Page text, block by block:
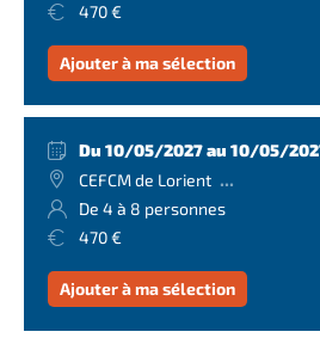
470 €
Ajouter à ma sélection
Du 10/05/2027 au 10/05/
CEFCM de Lorient ...
De 4 à 8 personnes
470 €
Ajouter à ma sélection